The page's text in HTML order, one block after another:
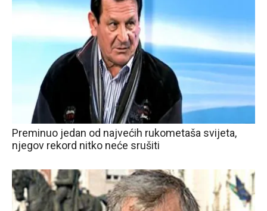
Preminuo jedan od najvećih rukometaša svijeta,
njegov rekord nitko neće srušiti